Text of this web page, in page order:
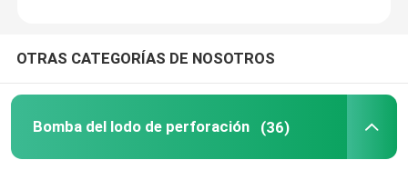
Equipo de control sólido
Componentes del equipo
OTRAS CATEGORÍAS DE NOSOTROS
Bomba del lodo de perforación (36)